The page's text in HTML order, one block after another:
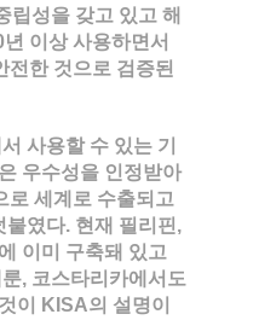
립성을 갖고 있고 해
이상 사용하면서
한 것으로 검증된
사용할 수 있는 기
우수성을 인정받아
로 세계로 수출되고
붙였다. 현재 필리핀,
이미 구축돼 있고
, 코스타리카에서도
이 KISA의 설명이